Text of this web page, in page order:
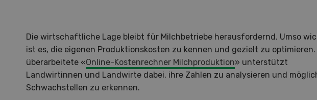
Die wirtschaftliche Lage bleibt für Milchbetriebe herausfordernd. Umso
ist es, die eigenen Produktionskosten zu kennen und gezielt zu optimieren.
überarbeitete «Online-Kostenrechner Milchproduktion» unterstützt
Landwirtinnen und Landwirte dabei, ihre Zahlen zu analysieren und
Schwachstellen zu erkennen.